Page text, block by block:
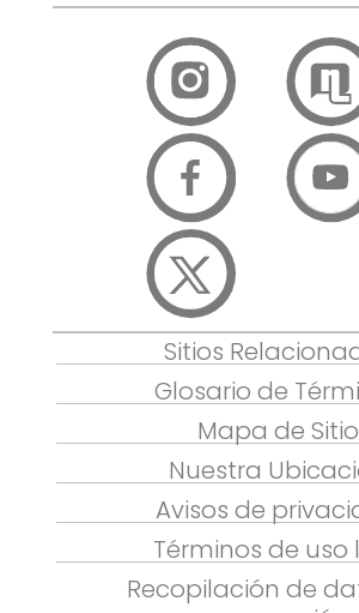
Sitios
Glosario de
Mapa de Sitio
Nuestra
Avisos de
Términos de uso
Recopilación de